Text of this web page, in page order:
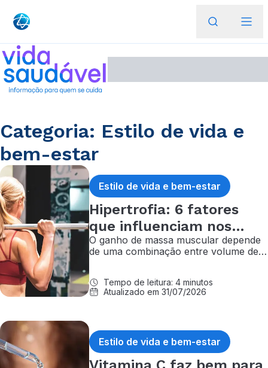
Categoria: Estilo de vida e
bem-estar
Estilo de vida e bem-estar
Hipertrofia: 6 fatores
que influenciam nos
resultados do treino
O ganho de massa muscular depende
de uma combinação entre volume de
cuidados
Tempo de leitura: 4 minutos
Atualizado em 31/07/2026
Estilo de vida e bem-estar